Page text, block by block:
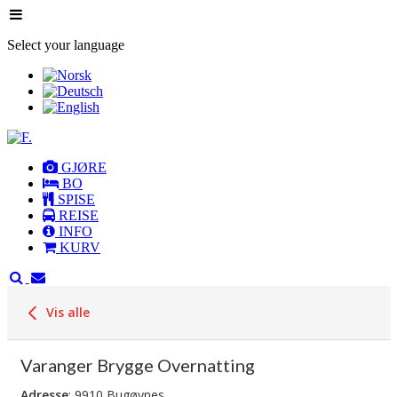
Select your language
GJØRE
BO
SPISE
REISE
INFO
KURV
Vis alle
Varanger Brygge Overnatting